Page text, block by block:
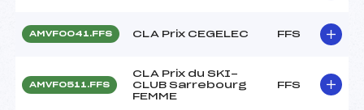
AMVF0041.FFS CLA Prix CEGELEC FFS
AMVF0511.FFS
CLA Prix du SKI-
CLUB Sarrebourg
FEMME
FFS